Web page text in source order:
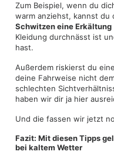
Zum Beispiel, wenn du
warm anziehst, kannst du
Schwitzen eine Erkältung
Kleidung durchnässt ist
hast.
Außerdem riskierst du eine
deine Fahrweise nicht
schlechten
haben wir dir ja hier
Und die fassen wir jetzt
Fazit: Mit diesen Tipps
bei kaltem Wetter